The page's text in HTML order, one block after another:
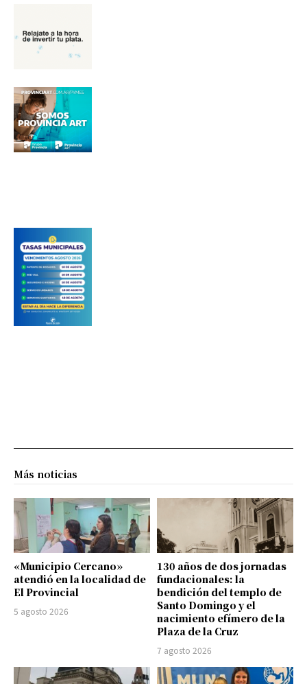
Más noticias
«Municipio Cercano»
atendió en la localidad de
El Provincial
5 agosto 2026
130 años de dos jornadas
fundacionales: la
bendición del templo de
Santo Domingo y el
nacimiento efímero de la
Plaza de la Cruz
7 agosto 2026